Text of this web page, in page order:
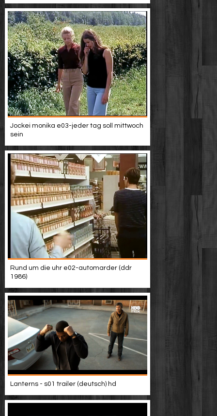
Jockei monika e03-jeder tag soll mittwoch
sein
Rund um die uhr e02-automarder (ddr
1986)
Lanterns - s01 trailer (deutsch) hd